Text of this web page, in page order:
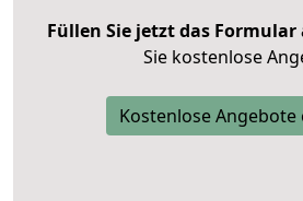
Füllen Sie jetzt das Formular
Sie kostenlose
Kostenlose Angebote